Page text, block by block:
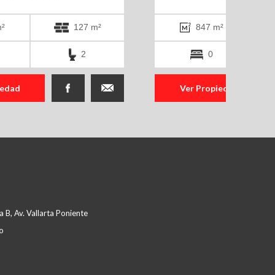
127 m²
2
847 m²
0
Ver Propiedad
B, Av. Vallarta Poniente